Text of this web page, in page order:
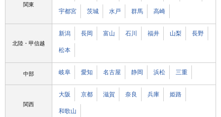
関東
宇都宮 茨城 水戸 群馬 高崎
北陸・甲信越
新潟 長岡 富山 石川 福井 山梨 長野
松本
中部 岐阜 愛知 名古屋 静岡 浜松 三重
関西
大阪 京都 滋賀 奈良 兵庫 姫路
和歌山